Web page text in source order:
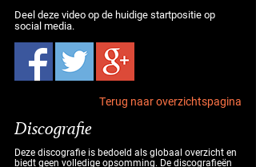
Deel deze video op de huidige startpositie op
social media.
Terug naar overzichtspagina
Discografie
Deze discografie is bedoeld als globaal overzicht en
biedt geen volledige opsomming. De discografieën